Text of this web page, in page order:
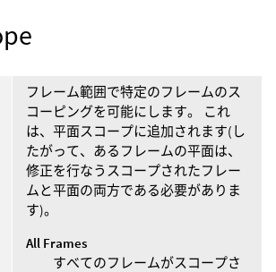
フレーム範囲で特定のフレームのス
コーピングを可能にします。 これ
は、平面スコープに追加されます(し
たがって、あるフレームの平面は、
修正を行なうスコープされたフレー
ムと平面の両方である必要がありま
す)。
All Frames
すべてのフレームがスコープさ